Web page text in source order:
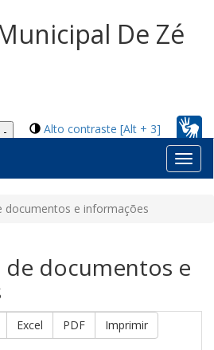
De Zé
Alto contraste [Alt + 3]
-
documentos e informações
de documentos e
Excel PDF Imprimir